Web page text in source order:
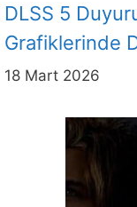
DLSS 5
Grafiklerinde
18 Mart 2026